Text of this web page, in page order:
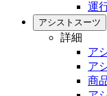
運
アシストスーツ
詳細
ア
ア
商